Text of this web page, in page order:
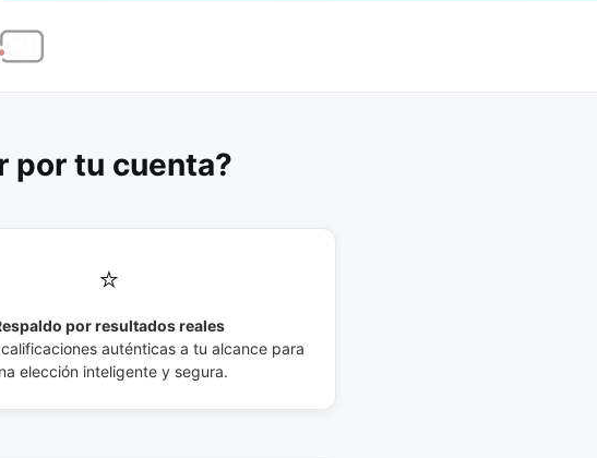
por tu cuenta?
⭐
por resultados reales
auténticas a tu alcance para
elección inteligente y segura.